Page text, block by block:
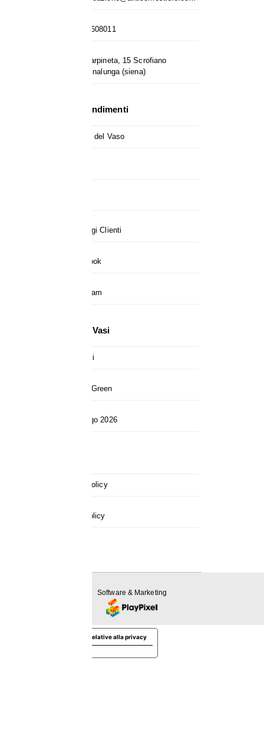
0577 6608011
Loc. Carpineta, 15 Scrofiano
53048 - Sinalunga (siena)
Approfondimenti
Genesi del Vaso
Vantaggi Clienti
Facebook
Instagram
I Nostri Vasi
Prodotti
Anima Green
Catalogo 2026
Privacy Policy
Cookie Policy
Software & Marketing
Le tue preferenze relative alla privacy